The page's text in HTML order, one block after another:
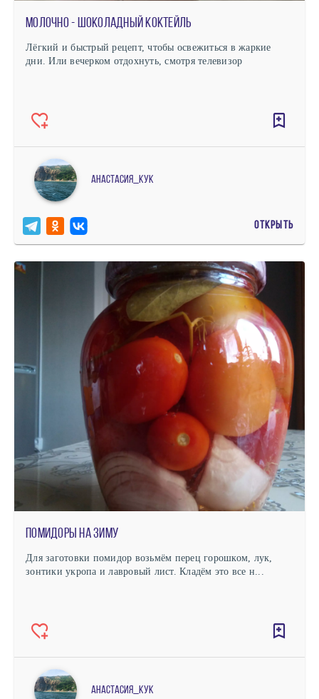
Молочно - шоколадный коктейль
Лёгкий и быстрый рецепт, чтобы освежиться в жаркие
дни. Или вечерком отдохнуть, смотря телевизор
Анастасия_кук
ОТКРЫТЬ
Помидоры на зиму
Для заготовки помидор возьмём перец горошком, лук,
зонтики укропа и лавровый лист. Кладём это все н...
Анастасия_кук